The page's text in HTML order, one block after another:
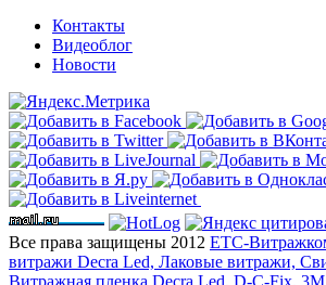
Контакты
Видеоблог
Новости
Все права защищены 2012 ЕТС-
витражи Decra Led, Лаковые витражи,